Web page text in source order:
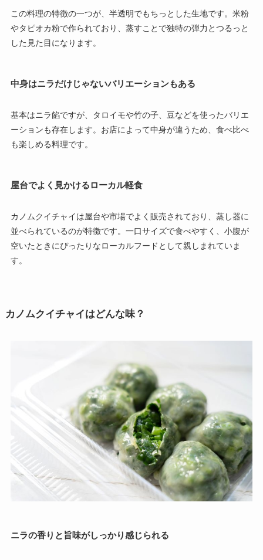
この料理の特徴の一つが、半透明でもちっとした生地です。米粉
やタピオカ粉で作られており、蒸すことで独特の弾力とつるっと
した見た目になります。
中身はニラだけじゃないバリエーションもある
基本はニラ餡ですが、タロイモや竹の子、豆などを使ったバリエ
ーションも存在します。お店によって中身が違うため、食べ比べ
も楽しめる料理です。
屋台でよく見かけるローカル軽食
カノムクイチャイは屋台や市場でよく販売されており、蒸し器に
並べられているのが特徴です。一口サイズで食べやすく、小腹が
空いたときにぴったりなローカルフードとして親しまれていま
す。
カノムクイチャイはどんな味？
ニラの香りと旨味がしっかり感じられる